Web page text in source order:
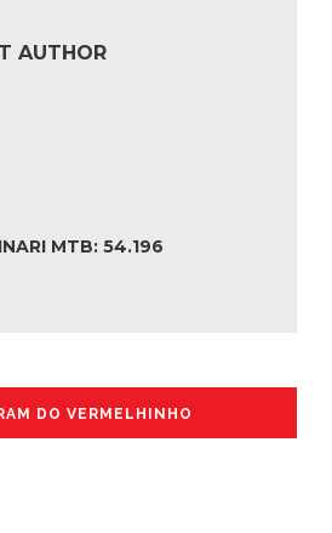
AUTHOR
MTB: 54.196
DO VERMELHINHO